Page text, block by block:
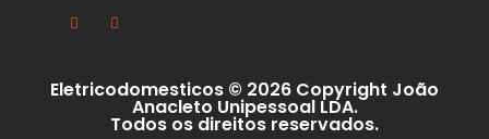
Eletricodomesticos © 2026 Copyright João
Anacleto Unipessoal LDA.
Todos os direitos reservados.